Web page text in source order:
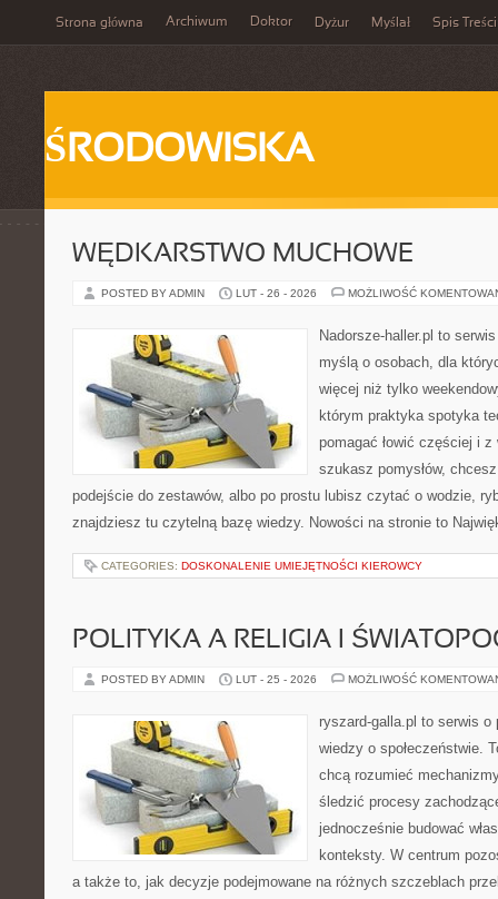
Strona główna Archiwum Doktor Dyżur Myślał Spis Treści
ŚRODOWISKA
WĘDKARSTWO MUCHOWE
POSTED BY ADMIN LUT - 26 - 2026 MOŻLIWOŚĆ
Nadorsze-haller.pl to
myślą o osobach, dla
więcej niż tylko
którym praktyka spotyka
pomagać łowić częściej i
szukasz pomysłów,
podejście do zestawów, albo po prostu lubisz czytać o wodzie,
znajdziesz tu czytelną bazę wiedzy. Nowości na stronie to
CATEGORIES: DOSKONALENIE UMIEJĘTNOŚCI KIEROWCY
POLITYKA A RELIGIA I
POSTED BY ADMIN LUT - 25 - 2026 MOŻLIWOŚĆ
ryszard-galla.pl to serwis
wiedzy o społeczeństwie.
chcą rozumieć
śledzić procesy
jednocześnie budować
konteksty. W centrum
a także to, jak decyzje podejmowane na różnych szczeblach